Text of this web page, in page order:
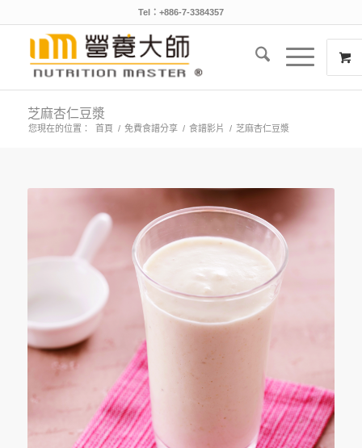
Tel：+886-7-3384357
芝麻杏仁豆漿
您現在的位置： 首頁 / 免費食譜分享 / 食譜影片 / 芝麻杏仁豆漿